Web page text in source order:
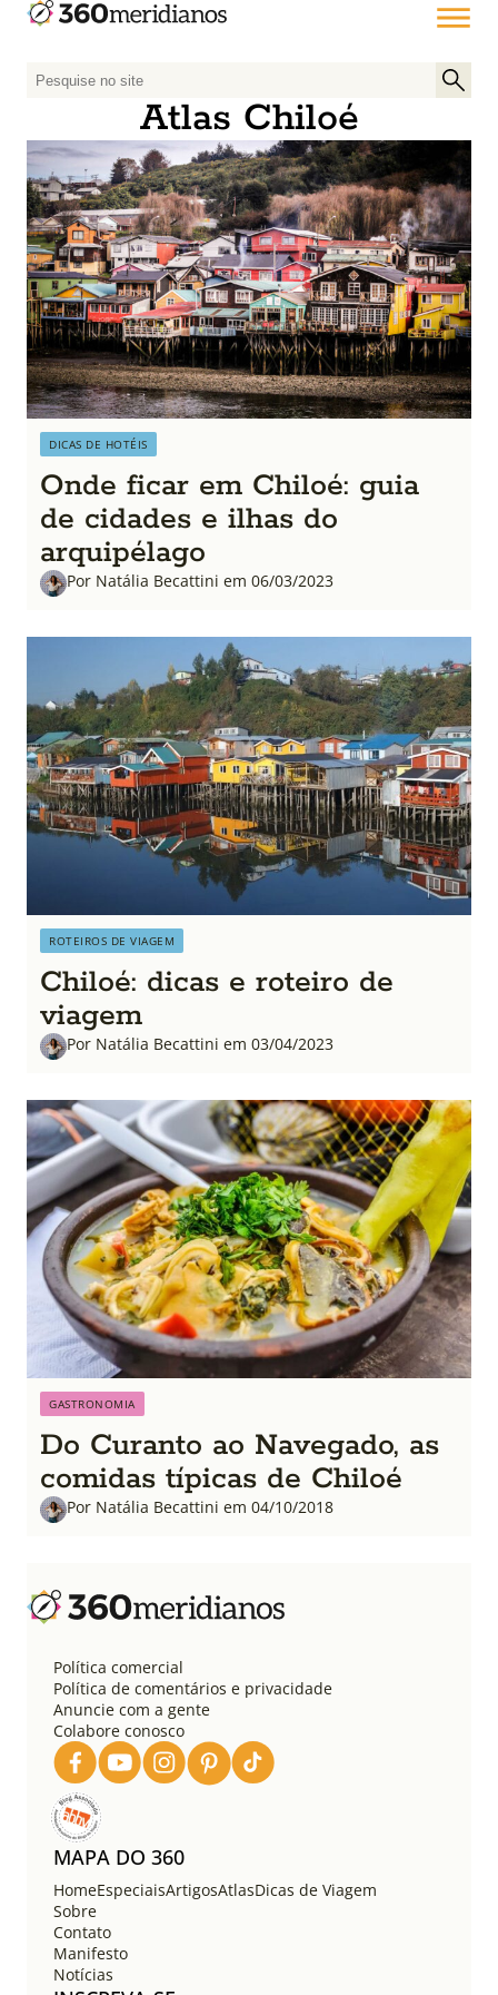
P
q
u
i
s
a
r
p
o
r
:
Atlas Chiloé
DICAS DE HOTÉIS
Onde ficar em Chiloé: guia
de cidades e ilhas do
arquipélago
Por Natália Becattini em 06/03/2023
ROTEIROS DE VIAGEM
Chiloé: dicas e roteiro de
viagem
Por Natália Becattini em 03/04/2023
GASTRONOMIA
Do Curanto ao Navegado, as
comidas típicas de Chiloé
Por Natália Becattini em 04/10/2018
Política comercial
Política de comentários e privacidade
Anuncie com a gente
Colabore conosco
MAPA DO 360
HomeEspeciaisArtigosAtlasDicas de Viagem
Sobre
Contato
Manifesto
Notícias